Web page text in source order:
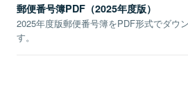
郵便番号簿PDF（2025年度版）
2025年度版郵便番号簿をPDF形式でダウ
す。